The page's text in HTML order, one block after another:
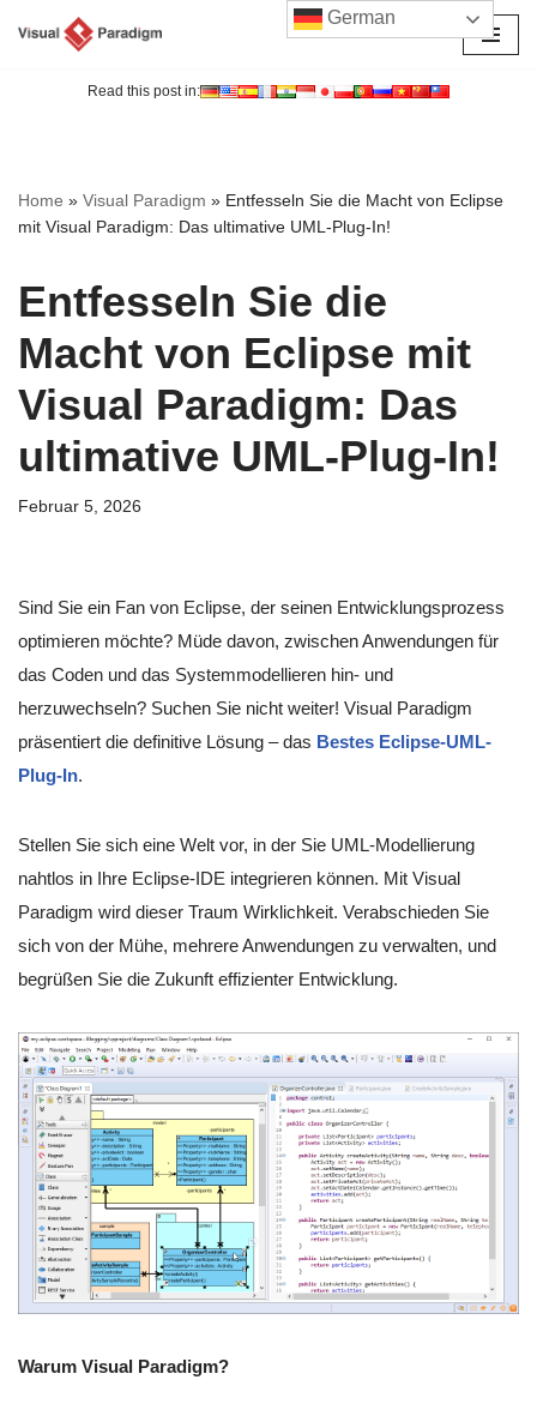
Read this post in:
Home » Visual Paradigm » Entfesseln Sie die Macht von Eclipse
mit Visual Paradigm: Das ultimative UML-Plug-In!
Entfesseln Sie die
Macht von Eclipse mit
Visual Paradigm: Das
ultimative UML-Plug-In!
Februar 5, 2026
Sind Sie ein Fan von Eclipse, der seinen Entwicklungsprozess
optimieren möchte? Müde davon, zwischen Anwendungen für
das Coden und das Systemmodellieren hin- und
herzuwechseln? Suchen Sie nicht weiter! Visual Paradigm
präsentiert die definitive Lösung – das Bestes Eclipse-UML-
Plug-In.
Stellen Sie sich eine Welt vor, in der Sie UML-Modellierung
nahtlos in Ihre Eclipse-IDE integrieren können. Mit Visual
Paradigm wird dieser Traum Wirklichkeit. Verabschieden Sie
sich von der Mühe, mehrere Anwendungen zu verwalten, und
begrüßen Sie die Zukunft effizienter Entwicklung.
Warum Visual Paradigm?
German